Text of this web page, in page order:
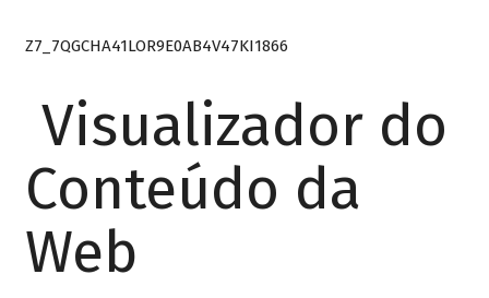
Z7_7QGCHA41LOR9E0AB4V47KI1866
Visualizador do
Conteúdo da
Web